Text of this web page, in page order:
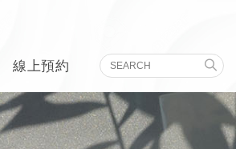
線上預約